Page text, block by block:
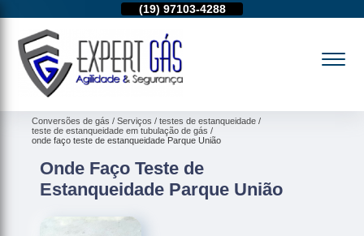
(19) 97103-4288
Conversões de gás Serviços
testes de estanqueidade
teste de estanqueidade em tubulação de gás
onde faço teste de estanqueidade Parque União
Onde Faço Teste de
Estanqueidade Parque União